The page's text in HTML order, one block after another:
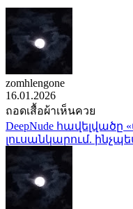
zomhlengone
16.01.2026
ถอดเสื้อผ้าเห็นควย
DeepNude
լուսանկարում.